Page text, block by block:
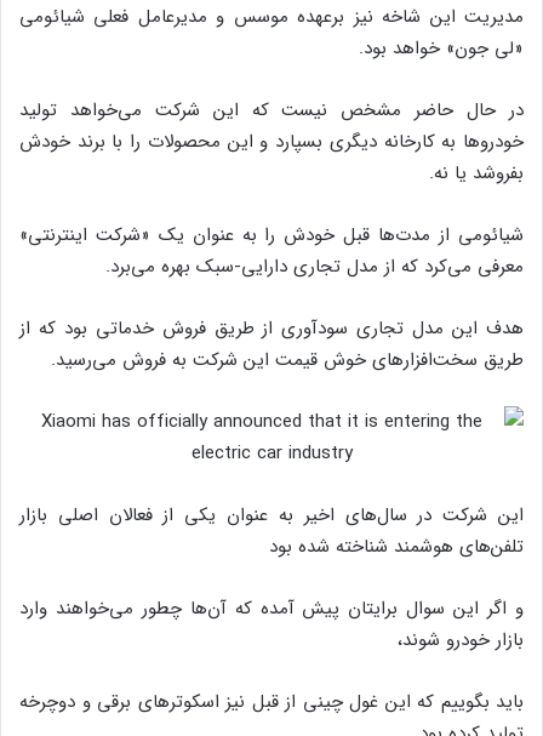
مدیریت این شاخه نیز برعهده موسس و مدیرعامل فعلی شیائومی
«لی جون» خواهد بود.
در حال حاضر مشخص نیست که این شرکت می‌خواهد تولید
خودروها به کارخانه دیگری بسپارد و این محصولات را با برند خودش
بفروشد یا نه.
شیائومی از مدت‌ها قبل خودش را به عنوان یک «شرکت اینترنتی»
معرفی می‌کرد که از مدل تجاری دارایی-سبک بهره می‌برد.
هدف این مدل تجاری سودآوری از طریق فروش خدماتی بود که از
طریق سخت‌افزارهای خوش قیمت این شرکت به فروش می‌رسید.
این شرکت در سال‌های اخیر به عنوان یکی از فعالان اصلی بازار
تلفن‌های هوشمند شناخته شده بود
و اگر این سوال برایتان پیش آمده که آن‌ها چطور می‌خواهند وارد
بازار خودرو شوند،
باید بگوییم که این غول چینی از قبل نیز اسکوترهای برقی و دوچرخه